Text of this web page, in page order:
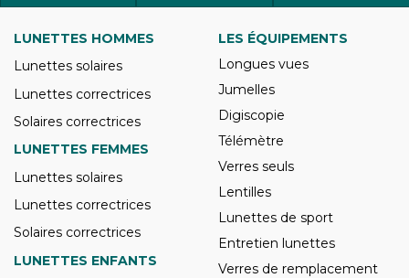
LUNETTES HOMMES
Lunettes solaires
Lunettes correctrices
Solaires correctrices
LUNETTES FEMMES
Lunettes solaires
Lunettes correctrices
Solaires correctrices
LUNETTES ENFANTS
LES ÉQUIPEMENTS
Longues vues
Jumelles
Digiscopie
Télémètre
Verres seuls
Lentilles
Lunettes de sport
Entretien lunettes
Verres de remplacement